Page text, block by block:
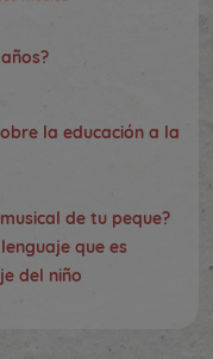
la educación a la
de tu peque?
que es
del niño